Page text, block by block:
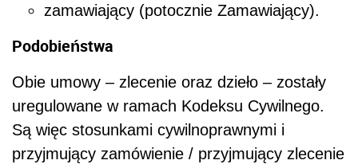
zamawiający (potocznie Zamawiający).
Podobieństwa
Obie umowy – zlecenie oraz dzieło – zostały
uregulowane w ramach Kodeksu Cywilnego.
Są więc stosunkami cywilnoprawnymi i
przyjmujący zamówienie / przyjmujący zlecenie